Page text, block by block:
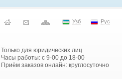
Узб Рус
Только для юридических лиц
Часы работы: с 9-00 до 18-00
Приём заказов онлайн: круглосуточно